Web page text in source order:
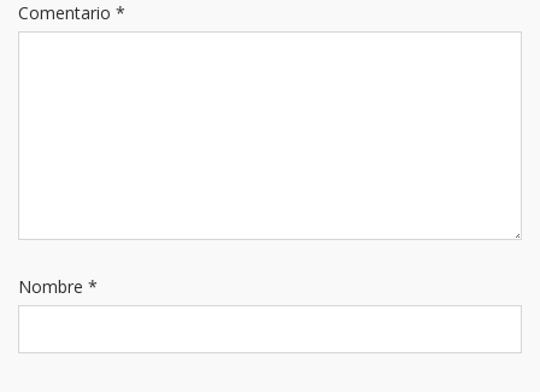
Comentario *
Nombre *